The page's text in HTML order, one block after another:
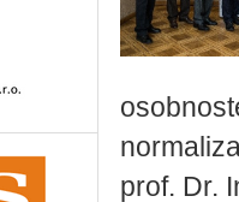
prof. Dr.